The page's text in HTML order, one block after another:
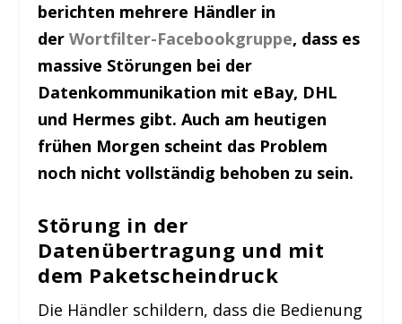
berichten mehrere Händler in
derWortfilter-Facebookgruppe, dass es
massive Störungen bei der
Datenkommunikation mit eBay, DHL
und Hermes gibt. Auch am heutigen
frühen Morgen scheint das Problem
noch nicht vollständig behoben zu sein.
Störung in der
Datenübertragung und mit
dem Paketscheindruck
Die Händler schildern, dass die Bedienung